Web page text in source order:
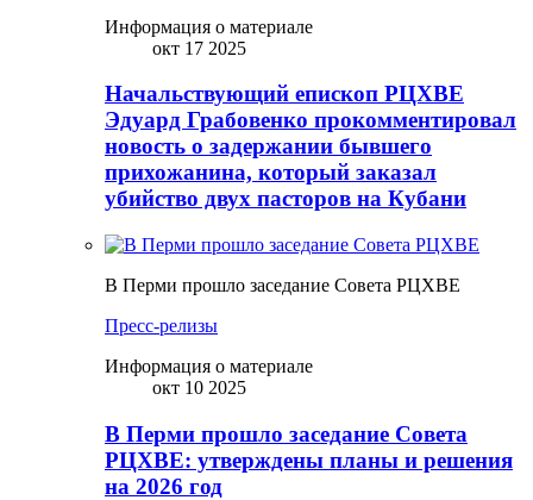
Информация о материале
окт 17 2025
Начальствующий епископ РЦХВЕ
Эдуард Грабовенко прокомментировал
новость о задержании бывшего
прихожанина, который заказал
убийство двух пасторов на Кубани
В Перми прошло заседание Совета РЦХВЕ
Пресс-релизы
Информация о материале
окт 10 2025
В Перми прошло заседание Совета
РЦХВЕ: утверждены планы и решения
на 2026 год